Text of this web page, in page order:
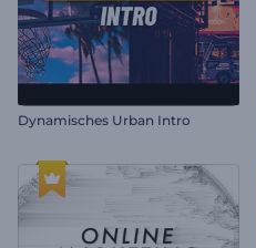
Dynamisches Urban Intro